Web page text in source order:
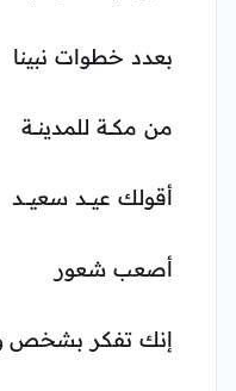
بعدد خطوات نبينا
من مكـــة للمدينـــة
أقولك عيــــد سعيــــد
أصعب شعور
إنك تفكر بشخص